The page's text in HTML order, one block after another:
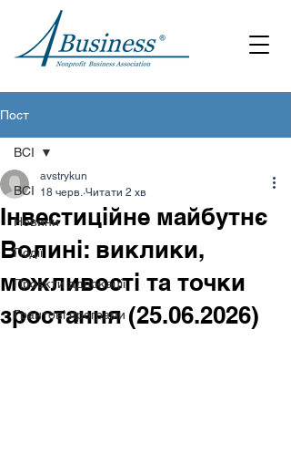
Пост
ВСІ
Новини
Події
Проєкти адвокації
Грантові програми
ВСІ
Інвестиційне майбутнє
Волині: виклики,
можливості та точки
зростання (25.06.2026)
avstrykun
18 черв. Читати 2 хв